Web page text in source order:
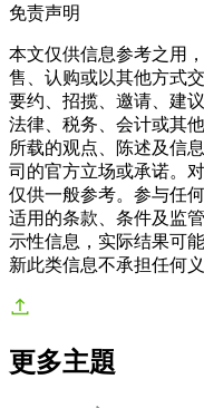
免责声明
本文仅供信息参考之用
售、认购或以其他方式
要约、招揽、邀请、建
法律、税务、会计或其
所载的观点、陈述及信
司的官方立场或承诺。
仅供一般参考。参与任
适用的条款、条件及监
示性信息，实际结果可
新此类信息不承担任何义
更多主題